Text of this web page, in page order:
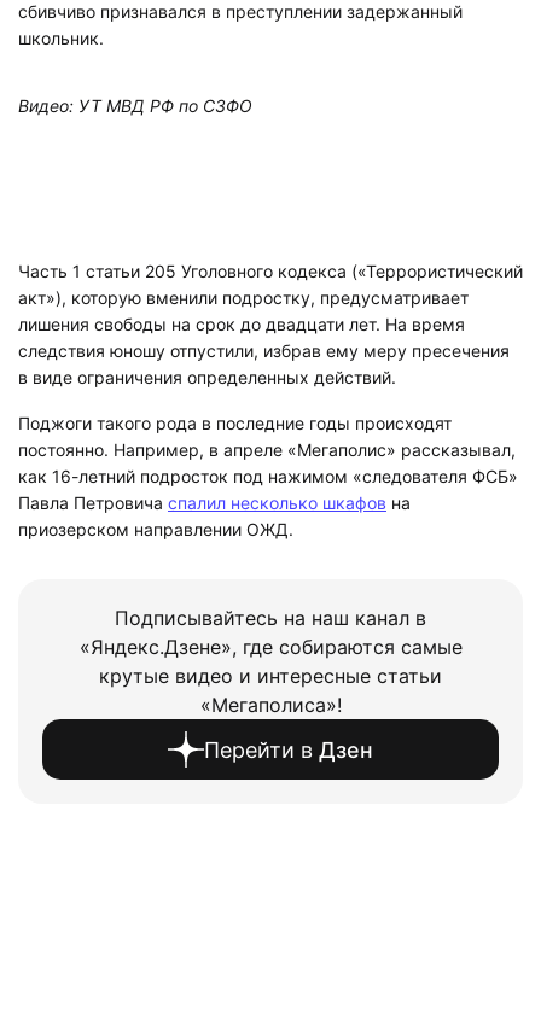
сбивчиво признавался в преступлении задержанный
школьник.
Видео: УТ МВД РФ по СЗФО
Часть 1 статьи 205 Уголовного кодекса («Террористический
акт»), которую вменили подростку, предусматривает
лишения свободы на срок до двадцати лет. На время
следствия юношу отпустили, избрав ему меру пресечения
в виде ограничения определенных действий.
Поджоги такого рода в последние годы происходят
постоянно. Например, в апреле «Мегаполис» рассказывал,
как 16-летний подросток под нажимом «следователя ФСБ»
Павла Петровича спалил несколько шкафов на
приозерском направлении ОЖД.
Подписывайтесь на наш канал в
«Яндекс.Дзене», где собираются самые
крутые видео и интересные статьи
«Мегаполиса»!
Перейти в Дзен